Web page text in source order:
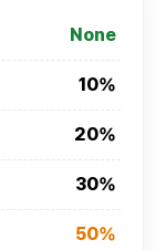
None
10%
20%
30%
50%